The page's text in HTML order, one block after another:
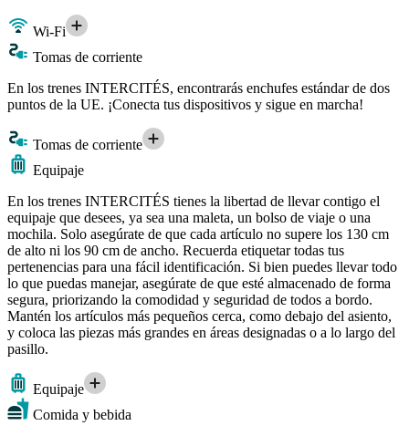
Wi-Fi
Tomas de corriente
En los trenes INTERCITÉS, encontrarás enchufes estándar de dos
puntos de la UE. ¡Conecta tus dispositivos y sigue en marcha!
Tomas de corriente
Equipaje
En los trenes INTERCITÉS tienes la libertad de llevar contigo el
equipaje que desees, ya sea una maleta, un bolso de viaje o una
mochila. Solo asegúrate de que cada artículo no supere los 130 cm
de alto ni los 90 cm de ancho. Recuerda etiquetar todas tus
pertenencias para una fácil identificación. Si bien puedes llevar todo
lo que puedas manejar, asegúrate de que esté almacenado de forma
segura, priorizando la comodidad y seguridad de todos a bordo.
Mantén los artículos más pequeños cerca, como debajo del asiento,
y coloca las piezas más grandes en áreas designadas o a lo largo del
pasillo.
Equipaje
Comida y bebida